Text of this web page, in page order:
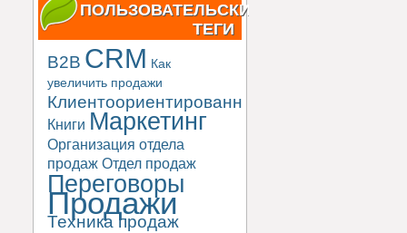
ПОЛЬЗОВАТЕЛЬСКИЕ
ТЕГИ
B2B CRM Как
увеличить продажи
Клиентоориентированность
Книги Маркетинг
Организация отдела
продаж Отдел продаж
Переговоры
Продажи
Техника продаж